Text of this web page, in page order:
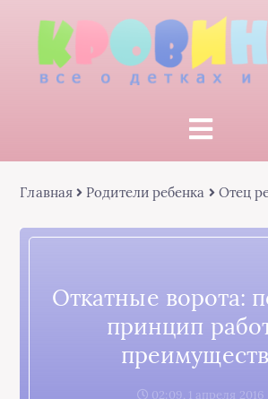
Главная Родители ребенка Отец
Откатные ворота:
принцип
02:09, 1 апреля 2016